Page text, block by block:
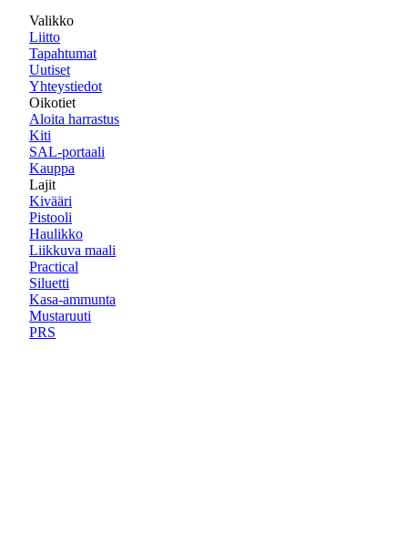
Valikko
Liitto
Tapahtumat
Uutiset
Yhteystiedot
Oikotiet
Aloita harrastus
Kiti
SAL-portaali
Kauppa
Lajit
Kivääri
Pistooli
Haulikko
Liikkuva maali
Practical
Siluetti
Kasa-ammunta
Mustaruuti
PRS